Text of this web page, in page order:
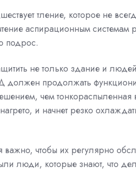
тление, которое не
аспирационным
подрос.
не только здание и
продолжать
чем тонкораспыленная
и начнет резко
важно, чтобы их регулярно
люди, которые знают, что